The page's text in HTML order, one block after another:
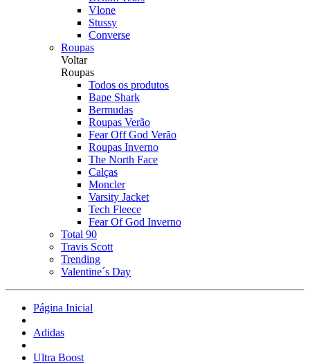
Vlone
Stussy
Converse
Roupas
Voltar
Roupas
Todos os produtos
Bape Shark
Bermudas
Roupas Verão
Fear Off God Verão
Roupas Inverno
The North Face
Calças
Moncler
Varsity Jacket
Tech Fleece
Fear Of God Inverno
Total 90
Travis Scott
Trending
Valentine´s Day
Página Inicial
Adidas
Ultra Boost